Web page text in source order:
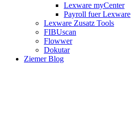
Lexware myCenter
Payroll fuer Lexware
Lexware Zusatz Tools
FIBUscan
Flowwer
Dokutar
Ziemer Blog